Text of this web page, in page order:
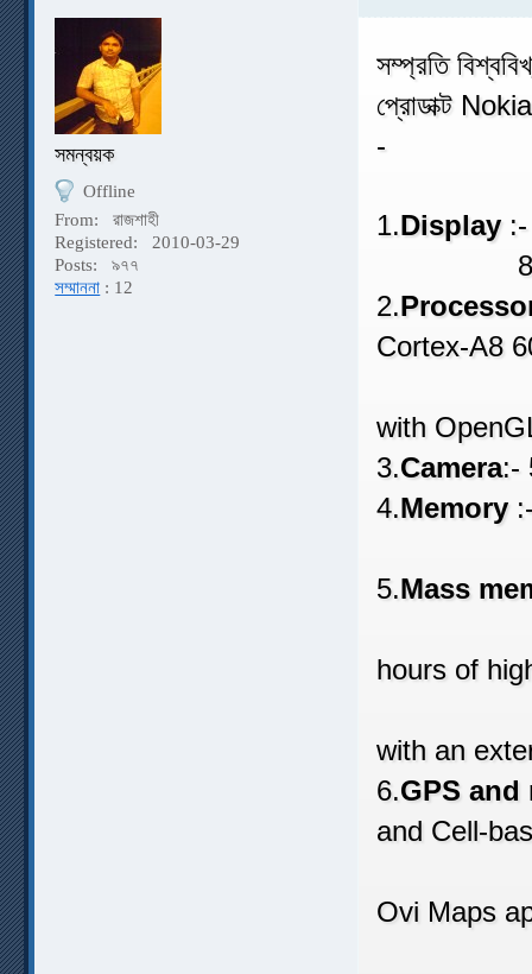
সমন্বয়ক
Offline
From:
রাজশাহী
Registered:
2010-03-29
Posts:
৯৭৭
সম্মাননা : 12
সম্প্রতি
প্রোডাক্ট
-
1.Display:-
800 ×
2.
Cortex-A8
with
3.Camera:-
4.Memory
5.Mass
hours of
with an
6.GPS
and Cell-
Ovi Maps